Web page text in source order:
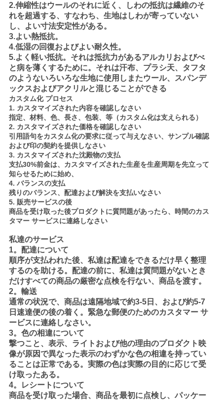
2.伸縮性はウールのそれに近く、しわの抵抗は繊維のそ
れを超過する、すなわち、生地はしわが寄っていない
し、よい寸法安定性がある。
3.よい熱抵抗。
4.低湿の回復およびよい耐久性。
5.よく軽い抵抗。それは抵抗力があるアルカリおよびべ
と病を薄くするために。それは汗布、プラシ天、タフタ
のようないろいろな生地に使用しまたウール、スパンデ
ックスおよびアクリルと混じることができる
カスタム化 プロセス
1. カスタマイズされた内容を確認しなさい
指定、材料、色、長さ、包装、等（カスタム化は支えられる）
2. カスタマイズされた価格を確認しなさい
引用語句をカスタム化の要求に従って与えなさい、サンプル確認
および印の契約を提供しなさい
3. カスタマイズされた沈殿物の支払
支払30%前金は、カスタマイズされた生産を生産周期を先立って
知らせるために始め、
4. バランスの支払
残りのバランス、配達および解決を支払いなさい
5. 販売サービスの後
商品を受け取った後プロダクトに質問題があったら、時間のカス
タマー サービスに連絡しなさい
私達のサービス
1。配達について
順序が支払われた後、私達は配達をできるだけ早く整理
するのを助ける。配達の前に、私達は質問題がないとき
だけすべての商品の厳密な点検を行ない、商品を渡す。
2。輸送
通常の状況で、商品は遠隔地域で約3-5日、および約5-7
日速達便の後の着く。緊急な郵便のためのカスタマー サ
ービスに連絡しなさい。
3。色の相違について
撃つこと、表示、ライトおよび他の理由のプロダクト映
像が原因で異なった表示のわずかな色の相違を持ってい
ることは正常である。実際の色は実際の目的に応じて受
け取ったある。
4。レシートについて
商品を受け取った場合、商品を最初に点検し、パッケー